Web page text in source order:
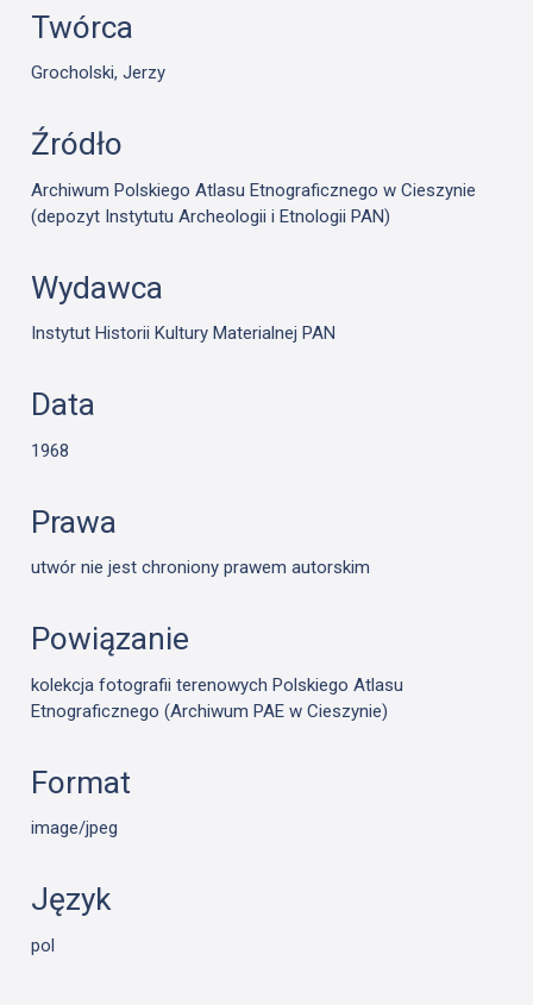
Twórca
Grocholski, Jerzy
Źródło
Archiwum Polskiego Atlasu Etnograficznego w Cieszynie
(depozyt Instytutu Archeologii i Etnologii PAN)
Wydawca
Instytut Historii Kultury Materialnej PAN
Data
1968
Prawa
utwór nie jest chroniony prawem autorskim
Powiązanie
kolekcja fotografii terenowych Polskiego Atlasu
Etnograficznego (Archiwum PAE w Cieszynie)
Format
image/jpeg
Język
pol